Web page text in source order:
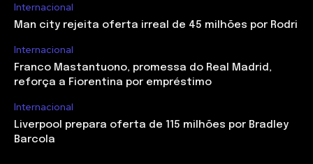
Internacional
Man city rejeita oferta irreal de 45 milhões por Rodri
Internacional
Franco Mastantuono, promessa do Real Madrid,
reforça a Fiorentina por empréstimo
Internacional
Liverpool prepara oferta de 115 milhões por Bradley
Barcola